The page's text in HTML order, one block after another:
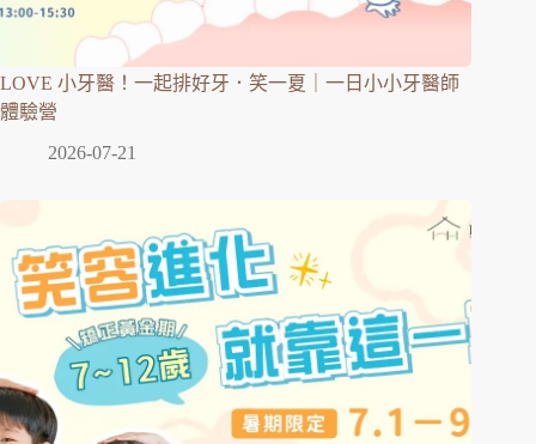
LOVE 小牙醫！一起排好牙．笑一夏｜一日小小牙醫師
體驗營
2026-07-21